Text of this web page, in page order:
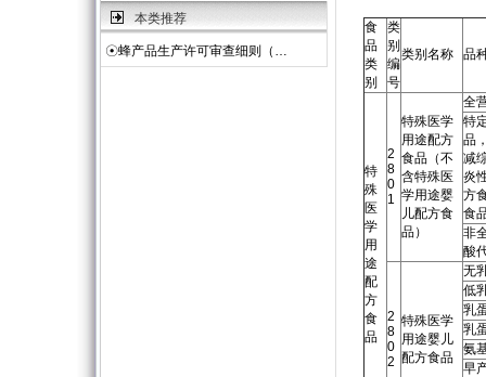
本类推荐
☉蜂产品生产许可审查细则（…
食
品
类
别
类
别
编
号
类别名称 品
特
殊
医
学
用
途
配
方
食
品
2
8
0
1
特殊医学
用途配方
食品（不
含特殊医
学用途婴
儿配方食
品）
全
特
品
减
炎
方
食
非
酸
2
8
0
2
特殊医学
用途婴儿
配方食品
无
低
乳
乳
氨
早